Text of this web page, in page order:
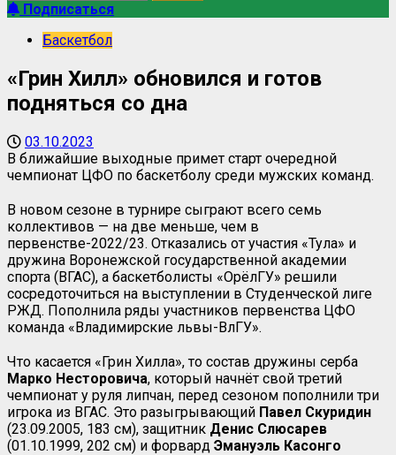
Подписаться
Баскетбол
«Грин Хилл» обновился и готов
подняться со дна
03.10.2023
В ближайшие выходные примет старт очередной
чемпионат ЦФО по баскетболу среди мужских команд.
В новом сезоне в турнире сыграют всего семь
коллективов — на две меньше, чем в
первенстве-2022/23. Отказались от участия «Тула» и
дружина Воронежской государственной академии
спорта (ВГАС), а баскетболисты «ОрёлГУ» решили
сосредоточиться на выступлении в Студенческой лиге
РЖД. Пополнила ряды участников первенства ЦФО
команда «Владимирские львы-ВлГУ».
Что касается «Грин Хилла», то состав дружины серба
Марко Несторовича, который начнёт свой третий
чемпионат у руля липчан, перед сезоном пополнили три
игрока из ВГАС. Это разыгрывающий Павел Скуридин
(23.09.2005, 183 см), защитник Денис Слюсарев
(01.10.1999, 202 см) и форвард Эмануэль Касонго